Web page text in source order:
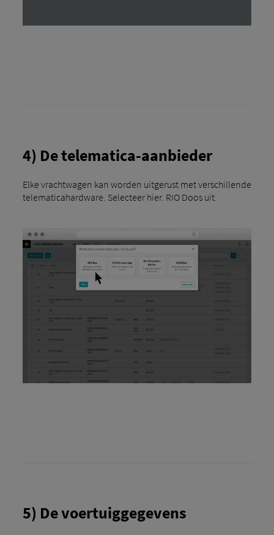
4) De telematica-aanbieder
Elke vrachtwagen kan worden uitgerust met verschillende
telematicahardware. Selecteer hier. RIO Doos uit.
5) De voertuiggegevens